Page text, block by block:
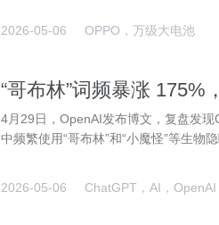
2026-05-06 OPPO，万级大电池
“哥布林”词频暴涨
制意外“跑偏”
4月29日，OpenAI发布博文，复盘发
中频繁使用“哥布林”和“小魔怪”等生物
2026-05-06 ChatGPT，AI，OpenAI